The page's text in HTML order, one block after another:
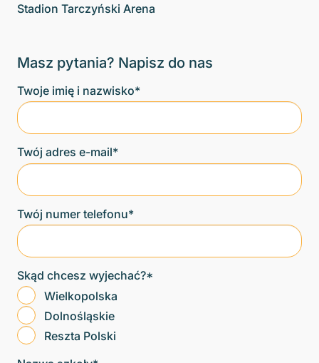
Stadion Tarczyński Arena
Masz pytania? Napisz do nas
Twoje imię i nazwisko*
Twój adres e-mail*
Twój numer telefonu*
Skąd chcesz wyjechać?*
Wielkopolska
Dolnośląskie
Reszta Polski